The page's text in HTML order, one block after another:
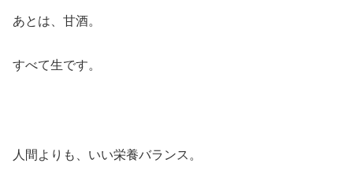
あとは、甘酒。
すべて生です。
人間よりも、いい栄養バランス。